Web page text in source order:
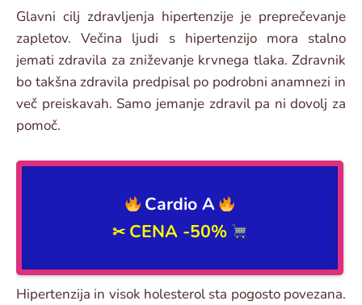
Glavni cilj zdravljenja hipertenzije je preprečevanje
zapletov. Večina ljudi s hipertenzijo mora stalno
jemati zdravila za zniževanje krvnega tlaka. Zdravnik
bo takšna zdravila predpisal po podrobni anamnezi in
več preiskavah. Samo jemanje zdravil pa ni dovolj za
pomoč.
Cardio A
✂ CENA -50%
Hipertenzija in visok holesterol sta pogosto povezana.